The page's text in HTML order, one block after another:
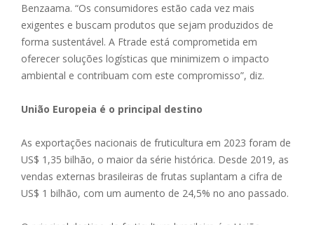
Benzaama. “Os consumidores estão cada vez mais
exigentes e buscam produtos que sejam produzidos de
forma sustentável. A Ftrade está comprometida em
oferecer soluções logísticas que minimizem o impacto
ambiental e contribuam com este compromisso”, diz.
União Europeia é o principal destino
As exportações nacionais de fruticultura em 2023 foram de
US$ 1,35 bilhão, o maior da série histórica. Desde 2019, as
vendas externas brasileiras de frutas suplantam a cifra de
US$ 1 bilhão, com um aumento de 24,5% no ano passado.